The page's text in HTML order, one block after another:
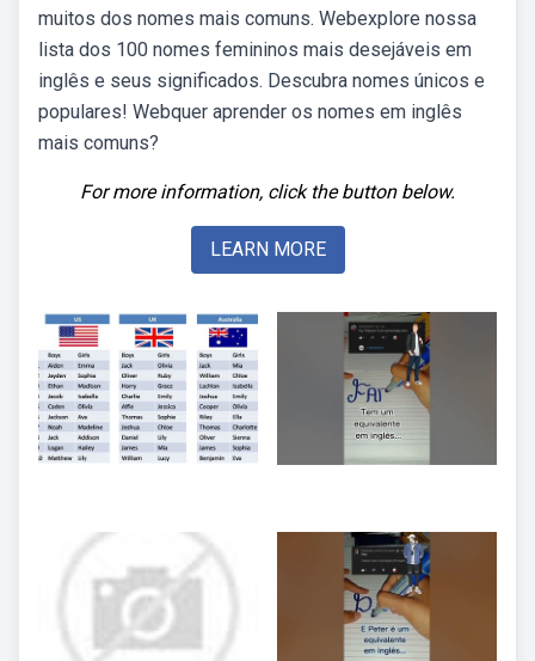
muitos dos nomes mais comuns. Webexplore nossa
lista dos 100 nomes femininos mais desejáveis em
inglês e seus significados. Descubra nomes únicos e
populares! Webquer aprender os nomes em inglês
mais comuns?
For more information, click the button below.
LEARN MORE